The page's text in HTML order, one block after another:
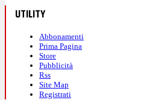
UTILITY
Abbonamenti
Prima Pagina
Store
Pubblicità
Rss
Site Map
Registrati